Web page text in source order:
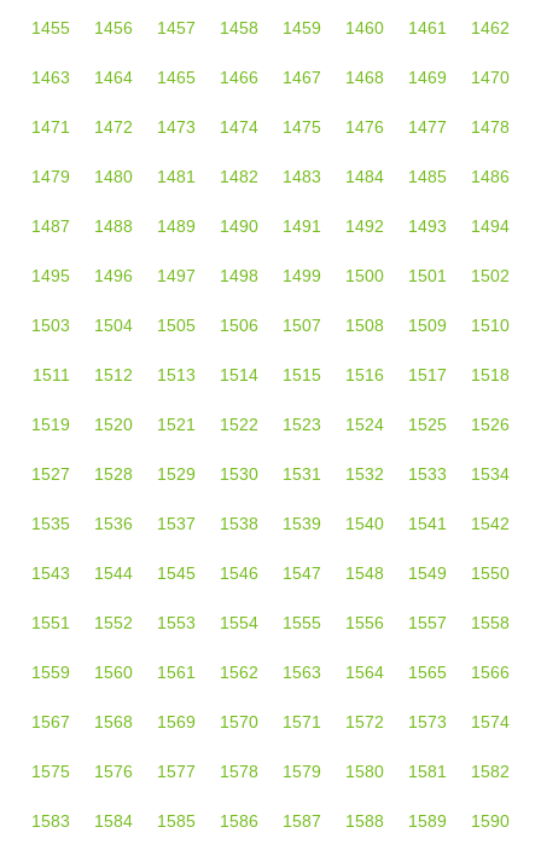
1455 1456 1457 1458 1459 1460 1461 1462
1463 1464 1465 1466 1467 1468 1469 1470
1471 1472 1473 1474 1475 1476 1477 1478
1479 1480 1481 1482 1483 1484 1485 1486
1487 1488 1489 1490 1491 1492 1493 1494
1495 1496 1497 1498 1499 1500 1501 1502
1503 1504 1505 1506 1507 1508 1509 1510
1511 1512 1513 1514 1515 1516 1517 1518
1519 1520 1521 1522 1523 1524 1525 1526
1527 1528 1529 1530 1531 1532 1533 1534
1535 1536 1537 1538 1539 1540 1541 1542
1543 1544 1545 1546 1547 1548 1549 1550
1551 1552 1553 1554 1555 1556 1557 1558
1559 1560 1561 1562 1563 1564 1565 1566
1567 1568 1569 1570 1571 1572 1573 1574
1575 1576 1577 1578 1579 1580 1581 1582
1583 1584 1585 1586 1587 1588 1589 1590